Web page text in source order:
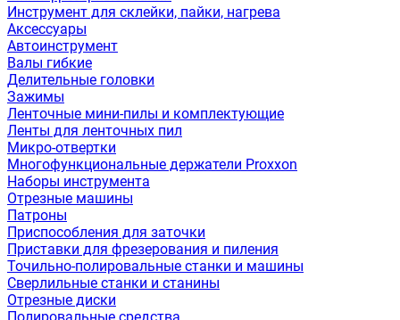
Инструмент для склейки, пайки, нагрева
Аксессуары
Автоинструмент
Валы гибкие
Делительные головки
Зажимы
Ленточные мини-пилы и комплектующие
Ленты для ленточных пил
Микро-отвертки
Многофункциональные держатели Proxxon
Наборы инструмента
Отрезные машины
Патроны
Приспособления для заточки
Приставки для фрезерования и пиления
Точильно-полировальные станки и машины
Сверлильные станки и станины
Отрезные диски